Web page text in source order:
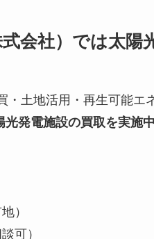
会社）では太
・土地活用・再生可能
光発電施設の買取を実施中
）
可）